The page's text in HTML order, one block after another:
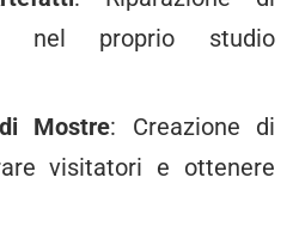
nel proprio studio
Mostre: Creazione di
visitatori e ottenere